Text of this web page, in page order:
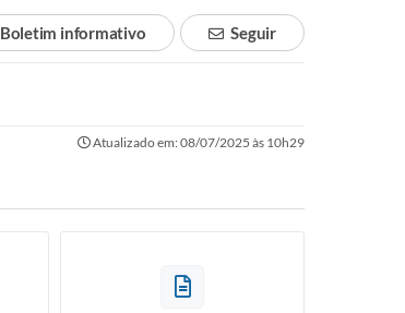
Seguir
Boletim informativo
Atualizado em: 08/07/2025 às 10h29